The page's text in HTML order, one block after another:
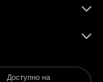
Доступно на